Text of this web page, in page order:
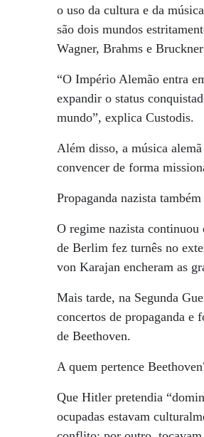
o uso da cultura e da
são dois mundos
Wagner, Brahms e
“O Império Alemão entra
expandir o status
mundo”, explica Custodis.
Além disso, a música
convencer de forma
Propaganda nazista
O regime nazista continuou
de Berlim fez turnês no
von Karajan encheram as
Mais tarde, na Segunda
concertos de propaganda e
de Beethoven.
A quem pertence
Que Hitler pretendia
ocupadas estavam